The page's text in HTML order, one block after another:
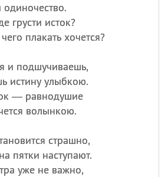
одиночество.
грусти исток?
плакать хочется?
и подшучиваешь,
истину улыбкою.
— равнодушие
волынкою.
страшно,
пятки наступают.
уже не важно,